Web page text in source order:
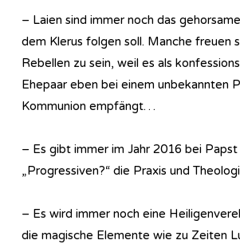
– Laien sind immer noch das
dem Klerus folgen soll. Manche freuen
Rebellen zu sein, weil es als
Ehepaar eben bei einem unbekannten
Kommunion empfängt…
– Es gibt immer im Jahr 2016 bei Papst
„Progressiven?“ die Praxis und
– Es wird immer noch eine
die magische Elemente wie zu Zeiten